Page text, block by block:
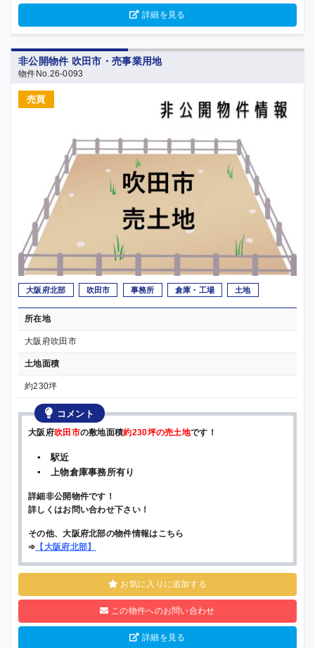
詳細を見る
非公開物件 吹田市・売事業用地
物件No.26-0093
売買
大阪府北部 吹田市 事務所 倉庫・工場 土地
所在地
大阪府吹田市
土地面積
約230坪
コメント
大阪府吹田市の敷地面積約230坪の売土地です！
▪ 駅近
▪ 上物倉庫事務所有り
詳細非公開物件です！
詳しくはお問い合わせ下さい！
その他、大阪府北部の物件情報はこちら
➾ 【大阪府北部】
お気に入りに追加する
この物件へのお問い合わせ
詳細を見る